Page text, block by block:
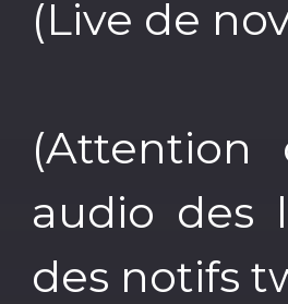
(Live de
(Attention
audio des
des notifs